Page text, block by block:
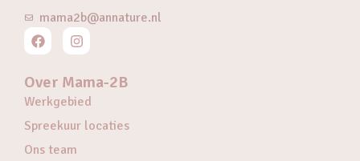
mama2b@annature.nl
Over Mama-2B
Werkgebied
Spreekuur locaties
Ons team